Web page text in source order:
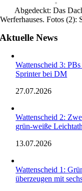
Abgedeckt: Das
Werferhauses. Fotos (2):
Aktuelle News
Wattenscheid 3:
Sprinter bei DM
27.07.2026
Wattenscheid 2:
grün-weiße
13.07.2026
Wattenscheid 1:
überzeugen mit